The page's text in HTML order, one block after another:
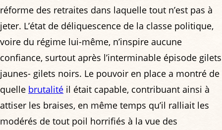
réforme des retraites dans laquelle tout n’est pas à
jeter. L’état de déliquescence de la classe politique,
voire du régime lui-même, n’inspire aucune
confiance, surtout après l’interminable épisode gilets
jaunes- gilets noirs. Le pouvoir en place a montré de
quelle brutalité il était capable, contribuant ainsi à
attiser les braises, en même temps qu’il ralliait les
modérés de tout poil horrifiés à la vue des